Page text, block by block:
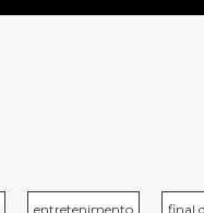
entretenimento final